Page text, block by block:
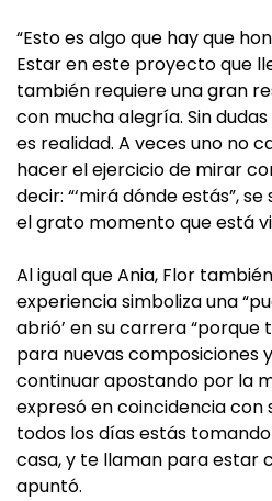
“Esto es algo que hay que
Estar en este proyecto que
también requiere una gran
con mucha alegría. Sin
es realidad. A veces uno no
hacer el ejercicio de mirar
decir: “‘mirá dónde estás”,
el grato momento que está
Al igual que Ania, Flor
experiencia simboliza una
abrió’ en su carrera “porque
para nuevas composiciones
continuar apostando por la
expresó en coincidencia con
todos los días estás
casa, y te llaman para estar
apuntó.